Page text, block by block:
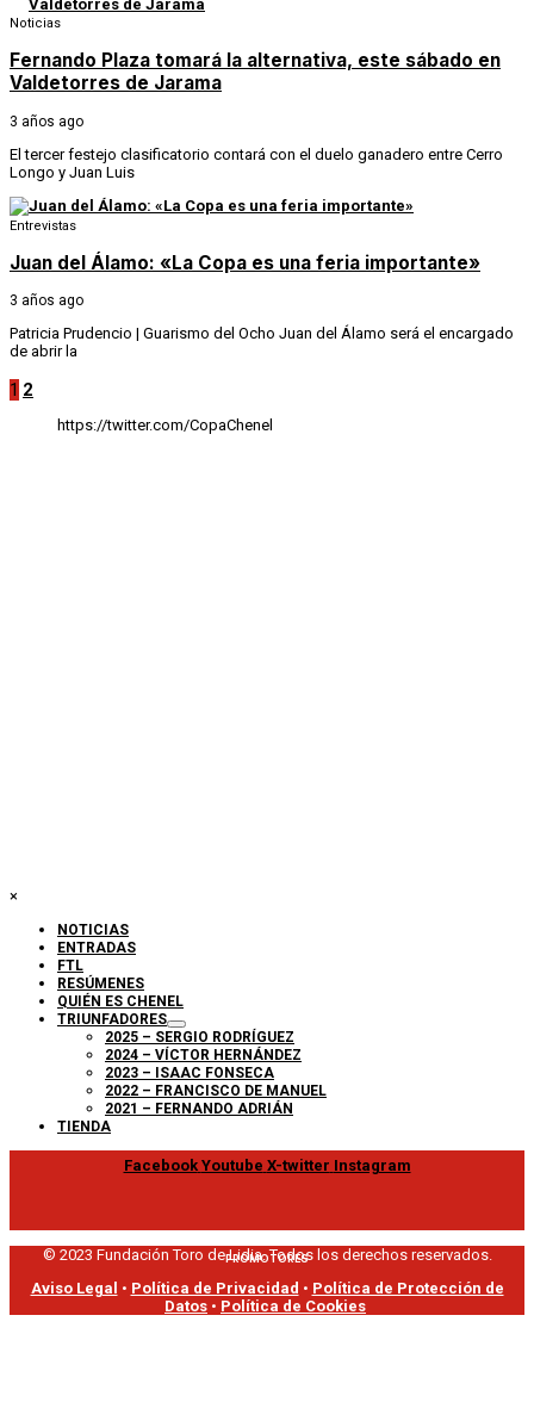
Noticias
Fernando Plaza tomará la alternativa, este sábado en
Valdetorres de Jarama
3 años ago
El tercer festejo clasificatorio contará con el duelo ganadero entre Cerro
Longo y Juan Luis
Entrevistas
Juan del Álamo: «La Copa es una feria importante»
3 años ago
Patricia Prudencio | Guarismo del Ocho Juan del Álamo será el encargado
de abrir la
1 2
https://twitter.com/CopaChenel
×
NOTICIAS
ENTRADAS
FTL
RESÚMENES
QUIÉN ES CHENEL
TRIUNFADORES
2025 – SERGIO RODRÍGUEZ
2024 – VÍCTOR HERNÁNDEZ
2023 – ISAAC FONSECA
2022 – FRANCISCO DE MANUEL
2021 – FERNANDO ADRIÁN
TIENDA
Facebook Youtube X-twitter Instagram
PROMOTORES
© 2023 Fundación Toro de Lidia. Todos los derechos reservados.
Aviso Legal • Política de Privacidad • Política de Protección de
Datos • Política de Cookies